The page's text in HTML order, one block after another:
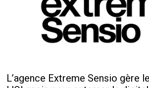
L’agence Extreme Sensio gère